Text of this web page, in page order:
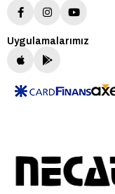
Uygulamalarımız